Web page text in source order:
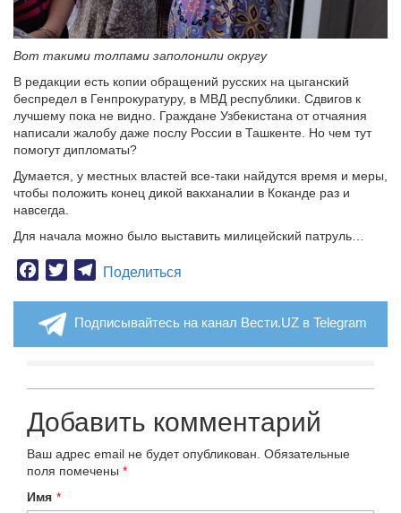
Вот такими толпами заполонили округу
В редакции есть копии обращений русских на цыганский
беспредел в Генпрокуратуру, в МВД республики. Сдвигов к
лучшему пока не видно. Граждане Узбекистана от отчаяния
написали жалобу даже послу России в Ташкенте. Но чем тут
помогут дипломаты?
Думается, у местных властей все-таки найдутся время и меры,
чтобы положить конец дикой вакханалии в Коканде раз и
навсегда.
Для начала можно было выставить милицейский патруль…
Facebook
TwitterTelegram
Поделиться
Подписывайтесь на канал Вести.UZ в Telegram
Добавить комментарий
Ваш адрес email не будет опубликован. Обязательные
поля помечены *
Имя *